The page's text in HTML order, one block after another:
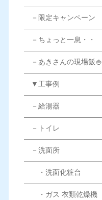
－限定キャンペーン
－ちょっと一息・・
－あきさんの現場飯🍚
▼工事例
－給湯器
－トイレ
－洗面所
・洗面化粧台
・ガス 衣類乾燥機